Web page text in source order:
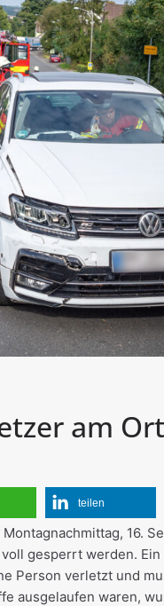
am
teilen
16.
gesperrt werden.
Person verletzt und
ausgelaufen waren,